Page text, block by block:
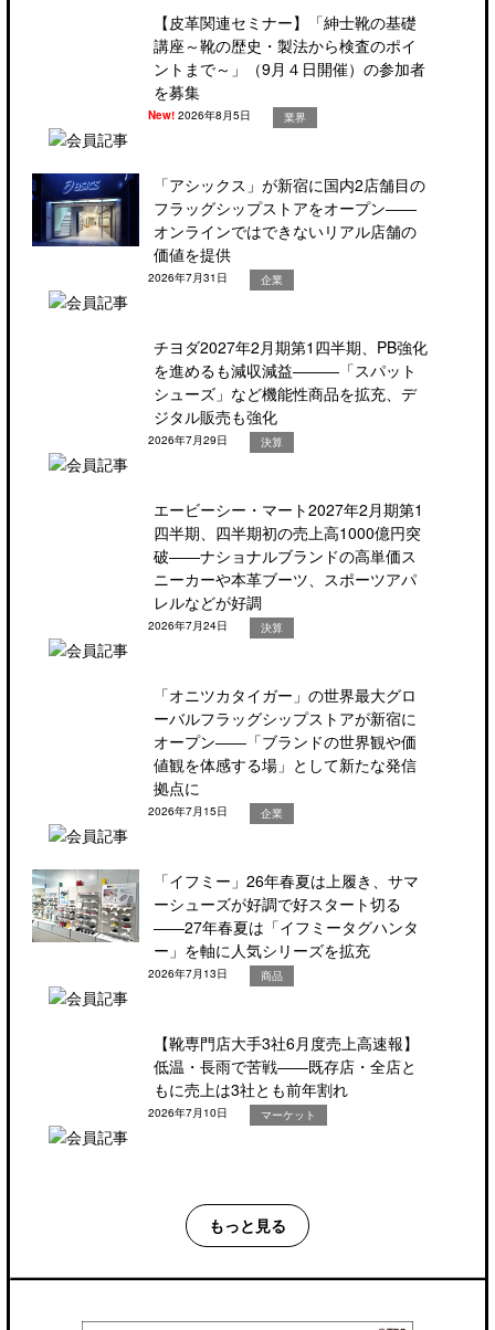
【皮革関連セミナー】「紳士靴の基礎
講座～靴の歴史・製法から検査のポイ
ントまで～」（9月４日開催）の参加者
を募集
New!2026年8月5日 業界
「アシックス」が新宿に国内2店舗目の
フラッグシップストアをオープン――
オンラインではできないリアル店舗の
価値を提供
2026年7月31日 企業
チヨダ2027年2月期第1四半期、PB強化
を進めるも減収減益―――「スパット
シューズ」など機能性商品を拡充、デ
ジタル販売も強化
2026年7月29日 決算
エービーシー・マート2027年2月期第1
四半期、四半期初の売上高1000億円突
破――ナショナルブランドの高単価ス
ニーカーや本革ブーツ、スポーツアパ
レルなどが好調
2026年7月24日 決算
「オニツカタイガー」の世界最大グロ
ーバルフラッグシップストアが新宿に
オープン――「ブランドの世界観や価
値観を体感する場」として新たな発信
拠点に
2026年7月15日 企業
「イフミー」26年春夏は上履き、サマ
ーシューズが好調で好スタート切る
――27年春夏は「イフミータグハンタ
ー」を軸に人気シリーズを拡充
2026年7月13日 商品
【靴専門店大手3社6月度売上高速報】
低温・長雨で苦戦――既存店・全店と
もに売上は3社とも前年割れ
2026年7月10日 マーケット
もっと見る